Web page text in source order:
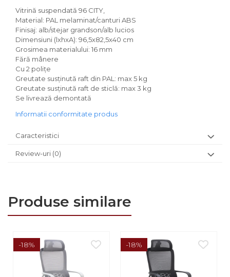
Vitrină suspendată 96 CITY,
Material: PAL melaminat/canturi ABS
Finisaj: alb/stejar grandson/alb lucios
Dimensiuni (lxhxA): 96,5x82,5x40 cm
Grosimea materialului: 16 mm
Fără mânere
Cu 2 poliţe
Greutate susţinută raft din PAL: max 5 kg
Greutate susţinută raft de sticlă: max 3 kg
Se livrează demontată
Informatii conformitate produs
Caracteristici
Review-uri (0)
Produse similare
-18% -18%